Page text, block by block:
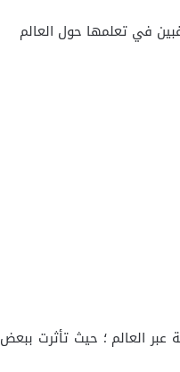
في تعلمها حول العالم
عبر العالم ؛ حيث تأثرت ببعض